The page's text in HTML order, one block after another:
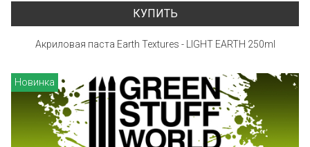
КУПИТЬ
Акриловая паста Earth Textures - LIGHT EARTH 250ml
Новинка